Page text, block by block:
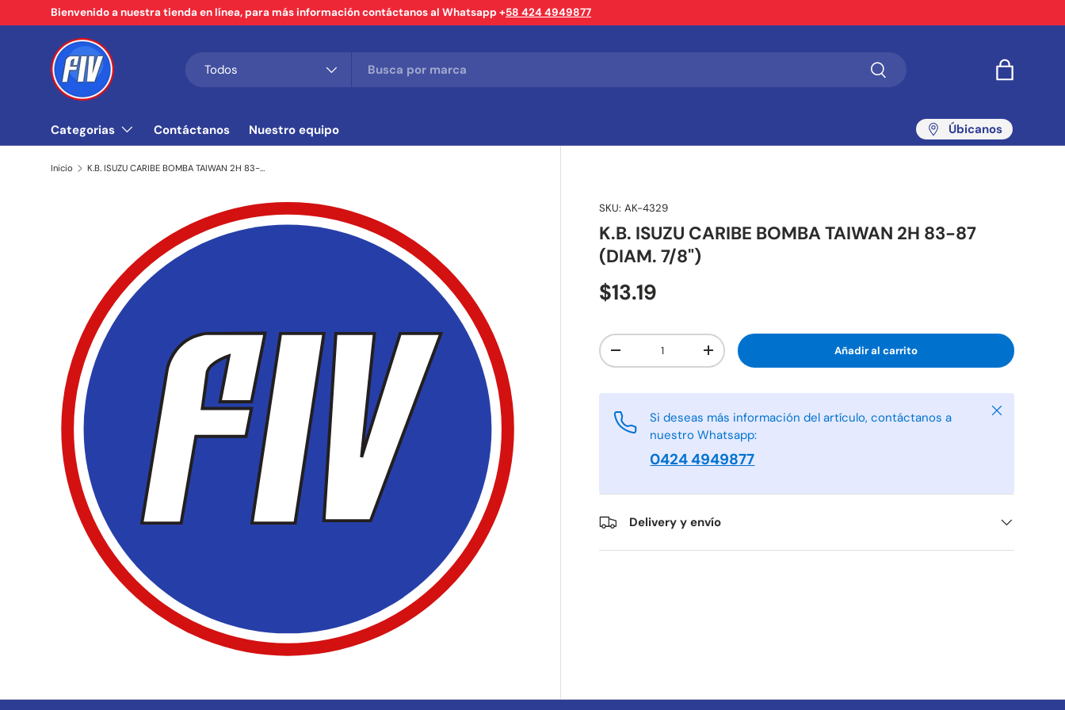
Ir al contenido
Bienvenido a nuestra tienda en línea, para más información contáctanos al Whatsapp +58 424 4949877
Todos Buscar Bolsa
Categorias Contáctanos Nuestro equipo Úbicanos
Inicio K.B. ISUZU CARIBE BOMBA TAIWAN 2H 83-87 (DIAM. 7/8")
SKU: AK-4329
K.B. ISUZU CARIBE BOMBA TAIWAN 2H 83-87
(DIAM. 7/8")
$13.19
Cant.
-
+ Añadir al carrito
Si deseas más información del artículo, contáctanos a
nuestro Whatsapp:
0424 4949877
Cerrar
Delivery y envío